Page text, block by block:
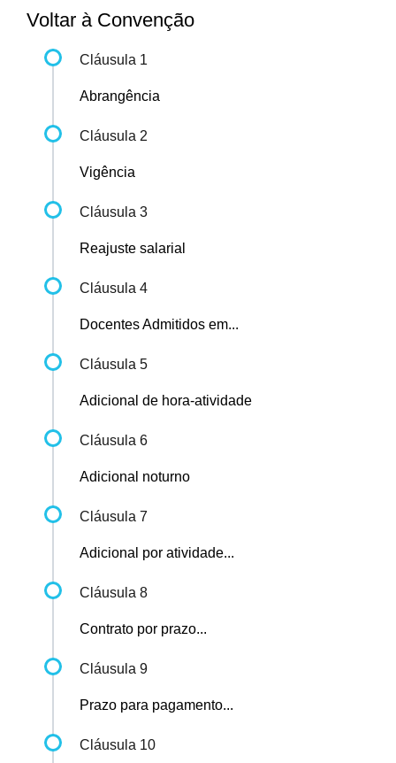
Voltar à Convenção
Cláusula 1
Abrangência
Cláusula 2
Vigência
Cláusula 3
Reajuste salarial
Cláusula 4
Docentes Admitidos em...
Cláusula 5
Adicional de hora-atividade
Cláusula 6
Adicional noturno
Cláusula 7
Adicional por atividade...
Cláusula 8
Contrato por prazo...
Cláusula 9
Prazo para pagamento...
Cláusula 10